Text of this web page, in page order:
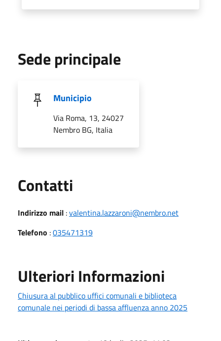
Sede principale
Municipio
Via Roma, 13, 24027
Nembro BG, Italia
Contatti
Indirizzo mail :valentina.lazzaroni@nembro.net
Telefono :035471319
Ulteriori Informazioni
Chiusura al pubblico uffici comunali e biblioteca
comunale nei periodi di bassa affluenza anno 2025